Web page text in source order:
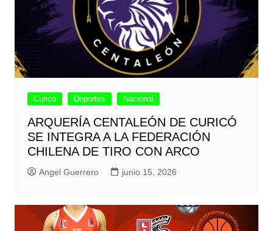
Curicó Deportes Nacional
ARQUERÍA CENTALEÓN DE CURICÓ
SE INTEGRA A LA FEDERACIÓN
CHILENA DE TIRO CON ARCO
Angel Guerrero junio 15, 2026